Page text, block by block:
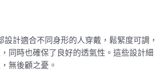
計適合不同身形的人穿戴，鬆緊度可調，
同時也確保了良好的透氣性。這些設計細
無後顧之憂。